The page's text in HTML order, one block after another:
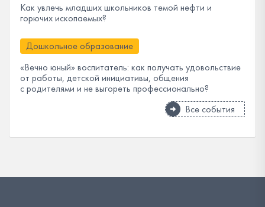
Как увлечь младших школьников темой нефти и
горючих ископаемых?
Дошкольное образование
«Вечно юный» воспитатель: как получать удовольствие
от работы, детской инициативы, общения
с родителями и не выгореть профессионально?
Все события